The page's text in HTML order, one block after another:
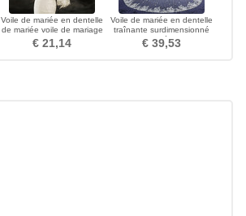
Voile de mariée en dentelle
de mariée voile de mariage
court avec des accessoires
de mariage de voile peigné
€ 21,14
Voile de mariée en dentelle
traînante surdimensionné
voile de mariée pas cher
beau voile
€ 39,53